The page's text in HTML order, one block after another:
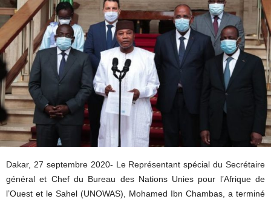
Dakar, 27 septembre 2020- Le Représentant spécial du Secrétaire
général et Chef du Bureau des Nations Unies pour l’Afrique de
l’Ouest et le Sahel (UNOWAS), Mohamed Ibn Chambas, a terminé